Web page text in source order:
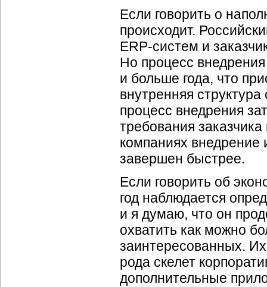
Если говорить о
происходит.
ERP-систем и
Но процесс
и больше года, что
внутренняя
процесс внедрения
требования
компаниях внедрение
завершен быстрее.
Если говорить об
год наблюдается
и я думаю, что он
охватить как можно
заинтересованных.
рода скелет
дополнительные